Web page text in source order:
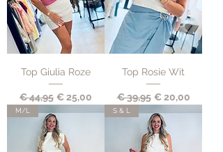
Top Giulia Roze
Normale prijs
€ 44,95 Verkoopprijs
€ 25,00
Top Rosie Wit
Normale prijs
€ 39,95 Verkoopprijs
€ 20,00
M/L S & L